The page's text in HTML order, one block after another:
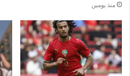
منذ يومين